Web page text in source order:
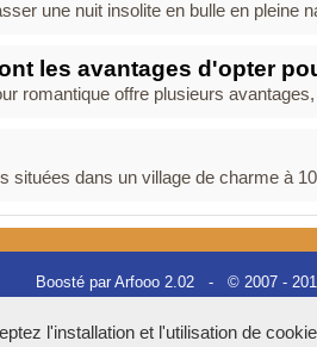
une nuit insolite en bulle en pleine
les avantages d'opter
romantique offre plusieurs
situées dans un village de charme à
Boosté par Arfooo 2.02 - © 2007 -
l'installation et l'utilisation de